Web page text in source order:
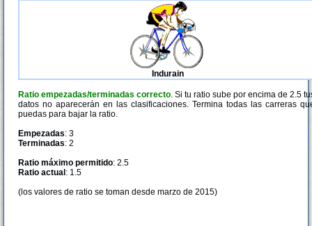
Indurain
Ratio empezadas/terminadas correcto. Si tu ratio sube por encima de 2.5
datos no aparecerán en las clasificaciones. Termina todas las carreras
puedas para bajar la ratio.
Empezadas: 3
Terminadas: 2
Ratio máximo permitido: 2.5
Ratio actual : 1.5
(los valores de ratio se toman desde marzo de 2015)